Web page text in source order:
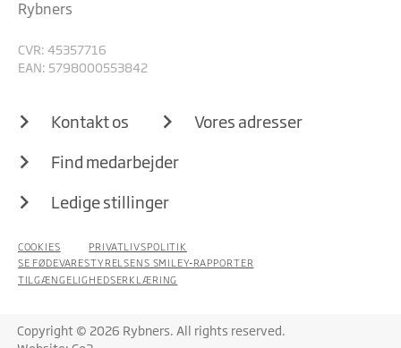
Rybners
CVR: 45357716
EAN: 5798000553842
Kontakt os Vores adresser
Find medarbejder
Ledige stillinger
COOKIES
PRIVATLIVSPOLITIK
SE FØDEVARESTYRELSENS SMILEY-RAPPORTER
TILGÆNGELIGHEDSERKLÆRING
Copyright © 2026 Rybners. All rights reserved.